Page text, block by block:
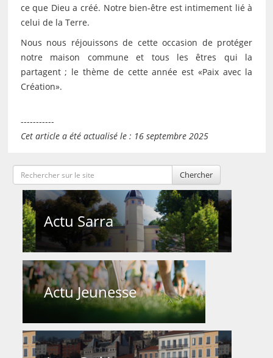
ce que Dieu a créé. Notre bien-être est intimement lié à
celui de la Terre.
Nous nous réjouissons de cette occasion de protéger
notre maison commune et tous les êtres qui la
partagent ; le thème de cette année est «Paix avec la
Création».
-----------
Cet article a été actualisé le : 16 septembre 2025
Chercher
Actu Sarra
Actu Jeunesse